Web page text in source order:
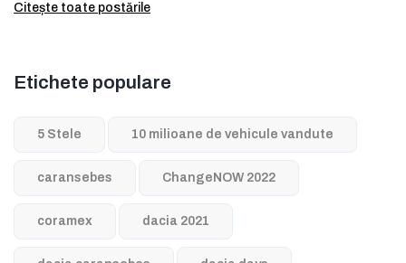
Citește toate postările
Etichete populare
5 Stele 10 milioane de vehicule vandute
caransebes ChangeNOW 2022
coramex dacia 2021